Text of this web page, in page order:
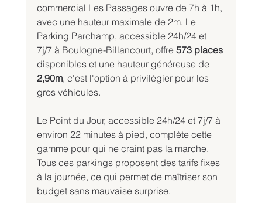
commercial Les Passages ouvre de 7h à 1h,
avec une hauteur maximale de 2m. Le
Parking Parchamp, accessible 24h/24 et
7j/7 à Boulogne-Billancourt, offre 573 places
disponibles et une hauteur généreuse de
2,90m, c'est l'option à privilégier pour les
gros véhicules.
Le Point du Jour, accessible 24h/24 et 7j/7 à
environ 22 minutes à pied, complète cette
gamme pour qui ne craint pas la marche.
Tous ces parkings proposent des tarifs fixes
à la journée, ce qui permet de maîtriser son
budget sans mauvaise surprise.